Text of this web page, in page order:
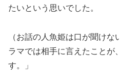
たいという思いでした。
（お話の人魚姫は口が聞け
ラマでは相手に言えたことが
す。」